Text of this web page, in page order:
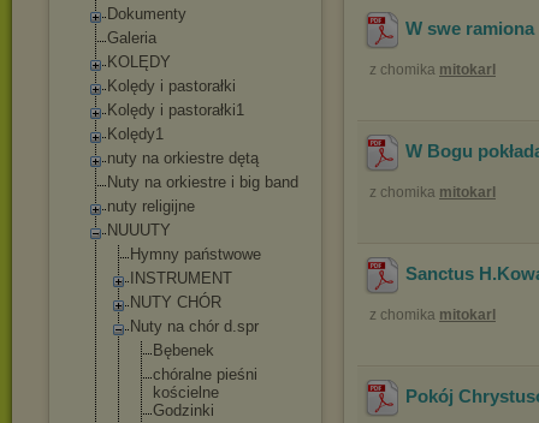
Dokumenty
Galeria
KOLĘDY
Kolędy i pastorałki
Kolędy i pastorałki1
Kolędy1
nuty na orkiestre dętą
Nuty na orkiestre i big band
nuty religijne
NUUUTY
Hymny państwowe
INSTRUMENT
NUTY CHÓR
Nuty na chór d.spr
Bębenek
chóralne pieśni
kościelne
Godzinki
W swe
z chomika mitokarl
W Bogu
z chomika mitokarl
Sanctus
z chomika mitokarl
Pokój